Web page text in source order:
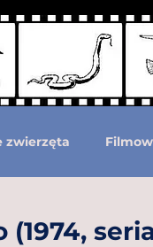
zwierzęta
(1974,